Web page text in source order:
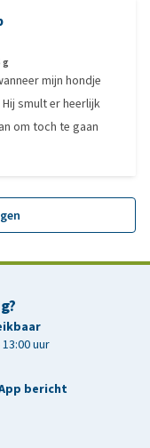
g
mijn hondje
smult er heerlijk
om toch te gaan
uur
bericht